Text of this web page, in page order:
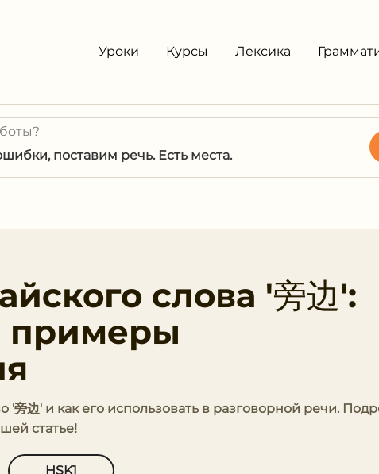
Уроки Курсы Лексика
поставим речь. Есть места.
слова '旁边':
примеры
'旁边' и как его использовать в разговорной речи.
статье!
HSK1